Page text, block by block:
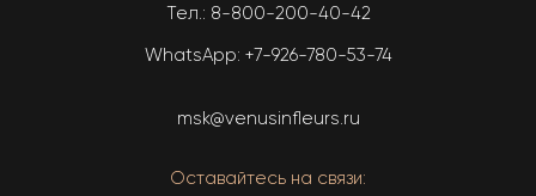
Тел.: 8-800-200-40-42
WhatsApp: +7-926-780-53-74
msk@venusinfleurs.ru
Оставайтесь на связи: